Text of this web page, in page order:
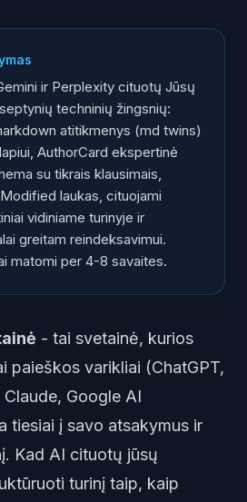
ir Perplexity renka informaciją?
Lietuvos rinkoje?
jūsų svetainę?
klausimai
ir Perplexity cituotų Jūsų
techninių žingsnių:
atitikmenys (md twins)
AuthorCard ekspertinė
su tikrais klausimais,
laukas, cituojami
vidiniame turinyje ir
greitam reindeksavimui.
matomi per 4-8 savaites.
- tai svetainė, kurios
paieškos varikliai (ChatGPT,
Google AI
tiesiai į savo atsakymus ir
Kad AI cituotų jūsų
turinį taip, kaip